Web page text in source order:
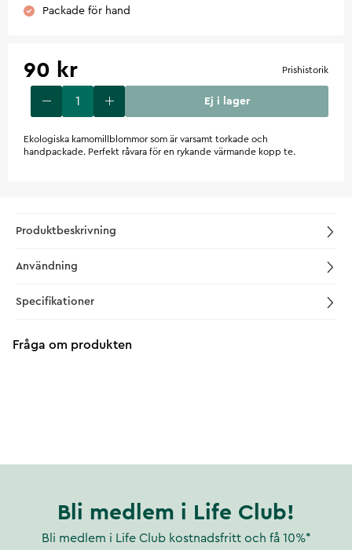
Packade för hand
90 kr Prishistorik
Ej i lager
Ekologiska kamomillblommor som är varsamt torkade och
handpackade. Perfekt råvara för en rykande värmande kopp te.
Produktbeskrivning
Användning
Specifikationer
Fråga om produkten
Bli medlem i Life Club!
Bli medlem i Life Club kostnadsfritt och få 10%*